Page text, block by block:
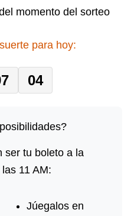
momento del sorteo
para hoy:
04
ser tu boleto a la
11 AM:
Júegalos en